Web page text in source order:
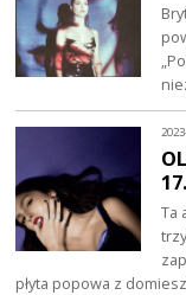
Ta
płyta popowa z